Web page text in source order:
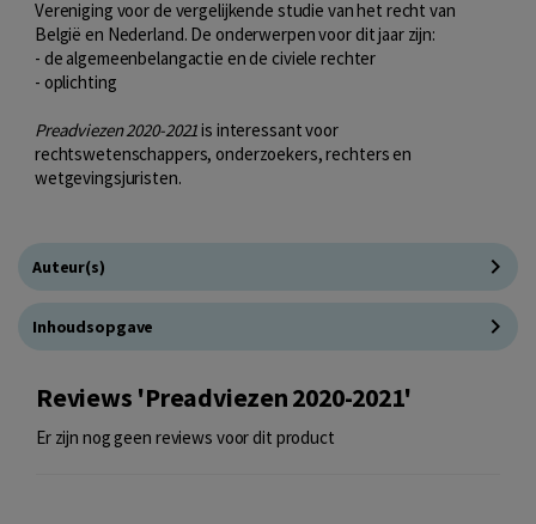
Vereniging voor de vergelijkende studie van het recht van
België en Nederland. De onderwerpen voor dit jaar zijn:
- de algemeenbelangactie en de civiele rechter
- oplichting
Preadviezen 2020-2021is interessant voor
rechtswetenschappers, onderzoekers, rechters en
wetgevingsjuristen.
Auteur(s)
Inhoudsopgave
Reviews 'Preadviezen 2020-2021'
Er zijn nog geen reviews voor dit product